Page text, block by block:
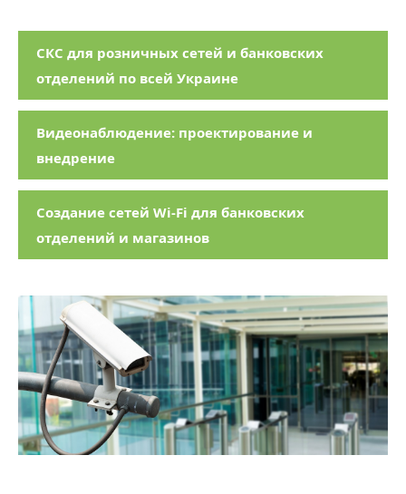
СКС для розничных сетей и банковских
отделений по всей Украине
Видеонаблюдение: проектирование и
внедрение
Создание сетей Wi-Fi для банковских
отделений и магазинов